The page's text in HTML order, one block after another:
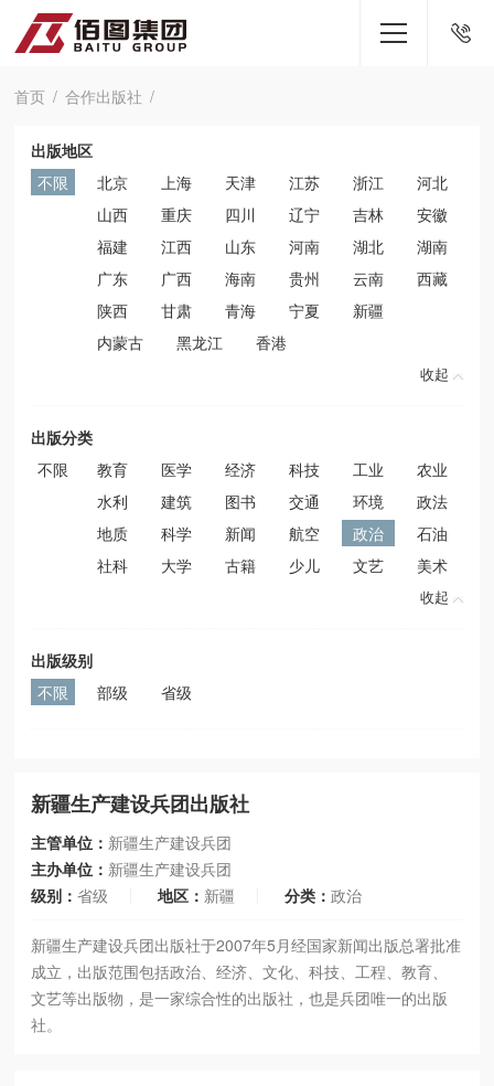
首页 合作出版社
出版地区
不限
北京 上海 天津 江苏 浙江
河北
山西
重庆 四川 辽宁 吉林
安徽
福建
江西 山东 河南 湖北
湖南
广东
广西 海南 贵州 云南
西藏
陕西
甘肃 青海 宁夏
新疆
内蒙古
黑龙江 香港
收起
出版分类
不限
教育 医学 经济 科技 工业
农业
水利
建筑 图书 交通 环境
政法
地质
科学 新闻 航空 政治
石油
社科
大学 古籍 少儿 文艺 美术
收起
出版级别
不限
部级 省级
新疆生产建设兵团出版社
主管单位： 新疆生产建设兵团
主办单位： 新疆生产建设兵团
级别：省级 地区： 新疆 分类：政治
新疆生产建设兵团出版社于2007年5月经国家新闻出版总署批准
成立，出版范围包括政治、经济、文化、科技、工程、教育、
文艺等出版物，是一家综合性的出版社，也是兵团唯一的出版
社。